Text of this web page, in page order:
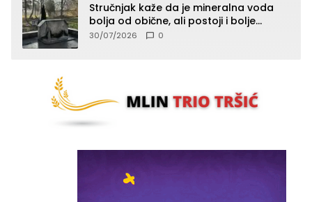
Stručnjak kaže da je mineralna voda
bolja od obične, ali postoji i bolje
rješenje
30/07/2026 0